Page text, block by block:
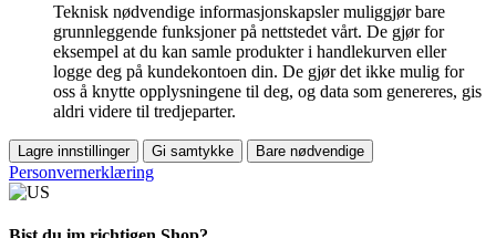
Teknisk nødvendige informasjonskapsler muliggjør bare
grunnleggende funksjoner på nettstedet vårt. De gjør for
eksempel at du kan samle produkter i handlekurven eller
logge deg på kundekontoen din. De gjør det ikke mulig for
oss å knytte opplysningene til deg, og data som genereres, gis
aldri videre til tredjeparter.
Lagre innstillinger Gi samtykke Bare nødvendige
Personvernerklæring